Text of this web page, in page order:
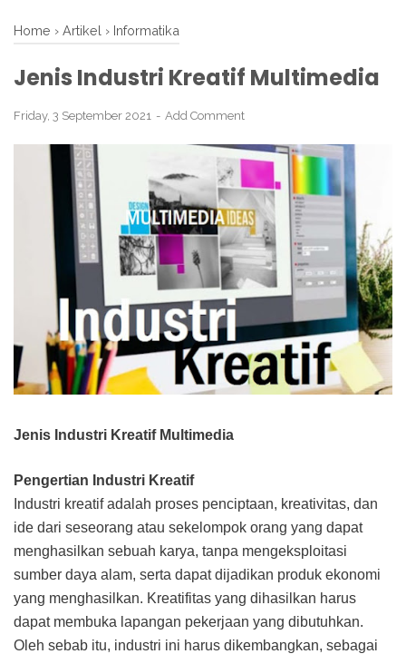
Home › Artikel › Informatika
Jenis Industri Kreatif Multimedia
Friday, 3 September 2021 Add Comment
Jenis Industri Kreatif Multimedia
Pengertian Industri Kreatif
Industri kreatif adalah proses penciptaan, kreativitas, dan
ide dari seseorang atau sekelompok orang yang dapat
menghasilkan sebuah karya, tanpa mengeksploitasi
sumber daya alam, serta dapat dijadikan produk ekonomi
yang menghasilkan. Kreatifitas yang dihasilkan harus
dapat membuka lapangan pekerjaan yang dibutuhkan.
Oleh sebab itu, industri ini harus dikembangkan, sebagai